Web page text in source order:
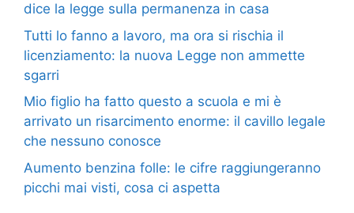
dice la legge sulla permanenza in casa
Tutti lo fanno a lavoro, ma ora si rischia il
licenziamento: la nuova Legge non ammette
sgarri
Mio figlio ha fatto questo a scuola e mi è
arrivato un risarcimento enorme: il cavillo legale
che nessuno conosce
Aumento benzina folle: le cifre raggiungeranno
picchi mai visti, cosa ci aspetta